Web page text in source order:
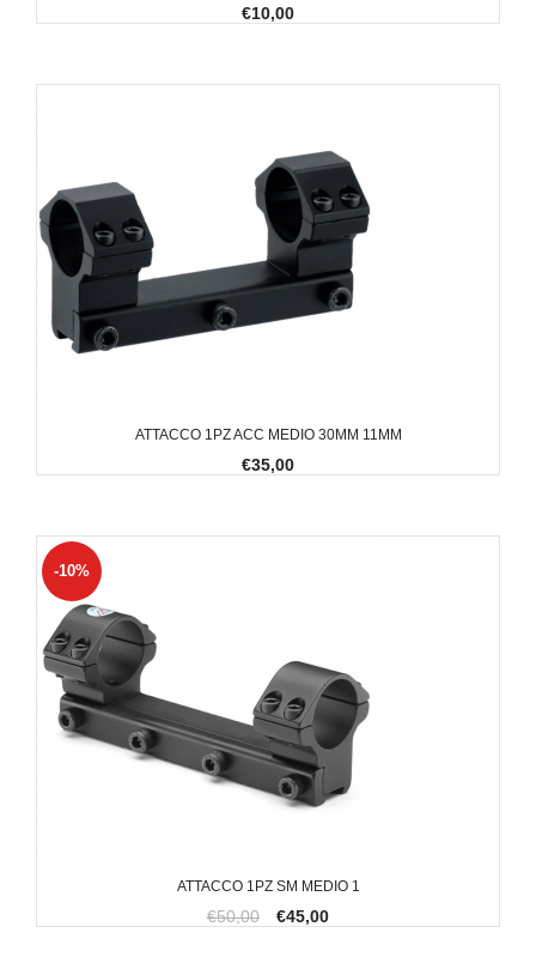
€10,00
ATTACCO 1PZ ACC MEDIO 30MM 11MM
€35,00
ATTACCO 1PZ SM MEDIO 1
-10%
€50,00 €45,00